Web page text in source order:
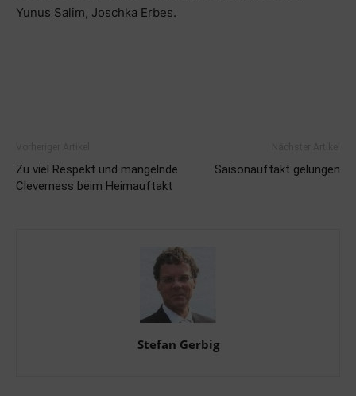
Yunus Salim, Joschka Erbes.
Zu viel Respekt und mangelnde
Cleverness beim Heimauftakt
Saisonauftakt gelungen
Stefan Gerbig